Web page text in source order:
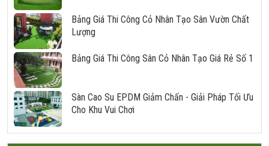
Bảng Giá Thi Công Cỏ Nhân Tạo Sân Vườn Chất
Lượng
Bảng Giá Thi Công Sân Cỏ Nhân Tạo Giá Rẻ Số 1
Sàn Cao Su EPDM Giảm Chấn - Giải Pháp Tối Ưu
Cho Khu Vui Chơi